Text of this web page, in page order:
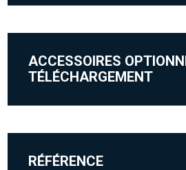
ACCESSOIRES
TÉLÉCHARGEMENT
RÉFÉRENCE